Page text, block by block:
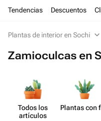
Tendencias Descuentos
Plantas de interior en Sochi
Zamioculcas en
Todos los
artículos
Plantas con